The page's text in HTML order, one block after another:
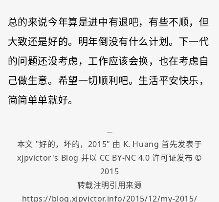
总的来说今年算是进中有退吧，有些不顺，但
大致还是好的。明年倒没有什么计划。下一代
的问题还没考虑，工作应该会换，也在考虑自
己做生意。希望一切顺利吧。生活平安快乐，
简简单单就好。
本文 "好的，坏的，2015" 由 K. Huang 首先发表于
xjpvictor's Blog 并以 CC BY-NC 4.0 许可证发布 ©
2015
转载注明引用来源
https://blog.xjpvictor.info/2015/12/my-2015/